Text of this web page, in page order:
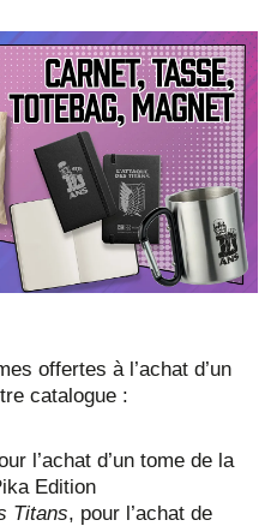
offertes à l’achat d’un
catalogue :
l’achat d’un tome de la
Edition
Titans, pour l’achat de